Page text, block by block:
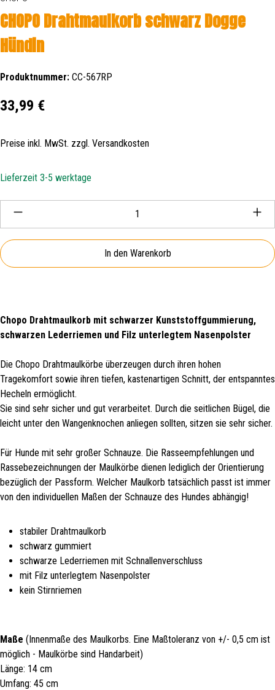
CHOPO Drahtmaulkorb schwarz Dogge
Hündin
Produktnummer: CC-567RP
Regulärer Preis:
33,99 €
Preise inkl. MwSt. zzgl. Versandkosten
Lieferzeit 3-5 werktage
Produkt Anzahl: Gib den gewünschten Wert ein oder
In den Warenkorb
Chopo Drahtmaulkorb mit schwarzer Kunststoffgummierung,
schwarzen Lederriemen und Filz unterlegtem Nasenpolster
Die Chopo Drahtmaulkörbe überzeugen durch ihren hohen
Tragekomfort sowie ihren tiefen, kastenartigen Schnitt, der entspanntes
Hecheln ermöglicht.
Sie sind sehr sicher und gut verarbeitet. Durch die seitlichen Bügel, die
leicht unter den Wangenknochen anliegen sollten, sitzen sie sehr sicher.
Für Hunde mit sehr großer Schnauze. Die Rasseempfehlungen und
Rassebezeichnungen der Maulkörbe dienen lediglich der Orientierung
bezüglich der Passform. Welcher Maulkorb tatsächlich passt ist immer
von den individuellen Maßen der Schnauze des Hundes abhängig!
stabiler Drahtmaulkorb
schwarz gummiert
schwarze Lederriemen mit Schnallenverschluss
mit Filz unterlegtem Nasenpolster
kein Stirnriemen
Maße (Innenmaße des Maulkorbs. Eine Maßtoleranz von +/- 0,5 cm ist
möglich - Maulkörbe sind Handarbeit)
Länge: 14 cm
Umfang: 45 cm